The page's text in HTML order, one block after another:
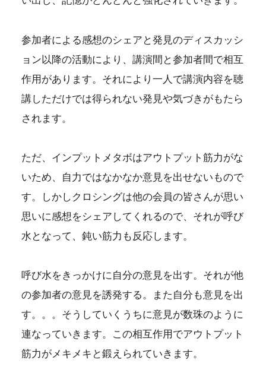
参加者による感想のシェアと発見のディスカッシ
ョン以降の活動により、講演間と参加者間で相互
作用があります。それにより一人で講演内容を聴
講しただけでは得られない発見や気づきがもたら
されます。
ただ、インプットメタボはアウトプット筋力がな
いため、自力ではなかなか意見を出せないもので
す。しかしクロシングは他の会員の皆さんが思い
思いに感想をシェアしてくれるので、それが呼び
水となって、鈍い筋力も反応します。
呼び水をきっかけに自分の意見を出す。それが他
の参加者の意見を誘発する。また自分も意見を出
す。。。そうしていくうちに意見が数珠のように
連なっていきます。この相互作用でアウトプット
筋力がメキメキと鍛えられていきます。